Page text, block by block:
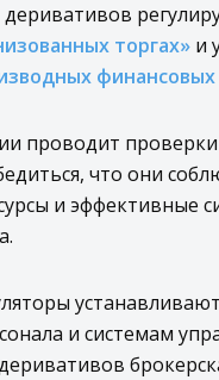
торгах» и
проводит
что они
и эффективные
и системам